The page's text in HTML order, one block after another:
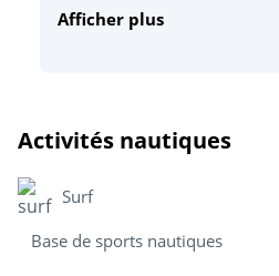
Afficher plus
Activités nautiques
Surf
Base de sports nautiques